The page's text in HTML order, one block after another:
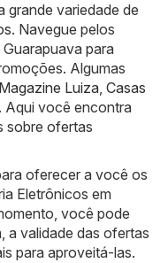
grande variedade de
. Navegue pelos
para
Algumas
Magazine Luiza, Casas
Aqui você encontra
sobre ofertas
oferecer a você os
Eletrônicos em
você pode
a validade das ofertas
para aproveitá-las.